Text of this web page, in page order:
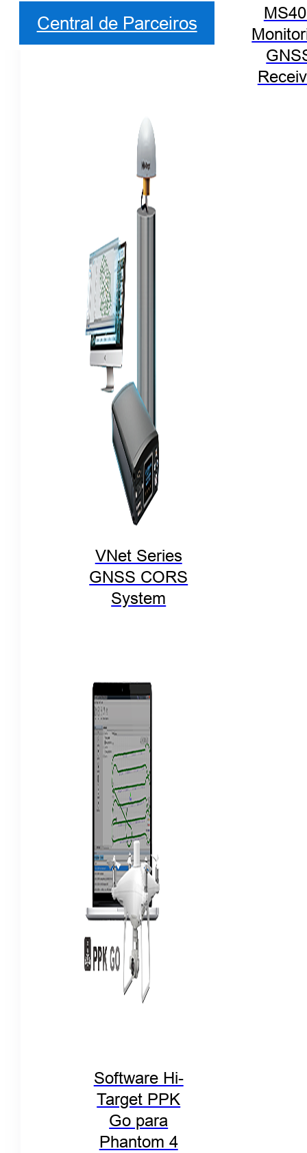
VNet Series
GNSS CORS
System
Software Hi-
Target PPK
Go para
Phantom 4
Central de Parceiros